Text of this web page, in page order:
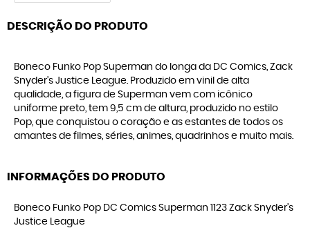
DESCRIÇÃO DO PRODUTO
Boneco Funko Pop Superman do longa da DC Comics, Zack
Snyder's Justice League. Produzido em vinil de alta
qualidade, a figura de Superman vem com icônico
uniforme preto, tem 9,5 cm de altura, produzido no estilo
Pop, que conquistou o coração e as estantes de todos os
amantes de filmes, séries, animes, quadrinhos e muito mais.
INFORMAÇÕES DO PRODUTO
Boneco Funko Pop DC Comics Superman 1123 Zack Snyder's
Justice League